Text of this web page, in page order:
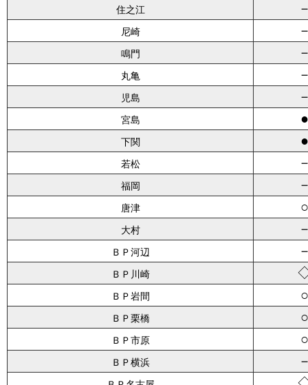
住之江
尼崎
鳴門
丸亀
児島
宮島 ●
下関 ●
若松
福岡
唐津 ○
大村
ＢＰ河辺
ＢＰ川崎
ＢＰ岩間 ○
ＢＰ栗橋 ○
ＢＰ市原 ○
ＢＰ横浜